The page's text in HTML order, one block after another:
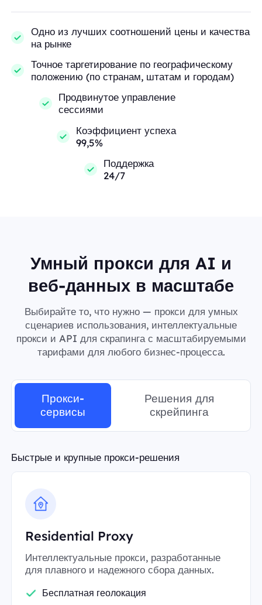
Одно из лучших соотношений цены и качества
на рынке
Точное таргетирование по географическому
положению (по странам, штатам и городам)
Продвинутое управление
сессиями
Коэффициент успеха
99,5%
Поддержка
24/7
Умный прокси для AI и
веб-данных в масштабе
Выбирайте то, что нужно — прокси для умных
сценариев использования, интеллектуальные
прокси и API для скрапинга с масштабируемыми
тарифами для любого бизнес-процесса.
Прокси-
сервисы
Решения для
скрейпинга
Быстрые и крупные прокси-решения
Residential Proxy
Интеллектуальные прокси, разработанные
для плавного и надежного сбора данных.
Бесплатная геолокация